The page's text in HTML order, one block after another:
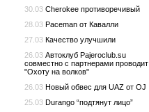
30.03 Cherokee противоречивый
28.03 Paceman от Кавалли
27.03 Качество улучшили
26.03 Автоклуб Pajeroclub.su
совместно с партнерами проводит
"Охоту на волков"
26.03 Новый обвес для UAZ от OJ
25.03 Durango “подтянут лицо”